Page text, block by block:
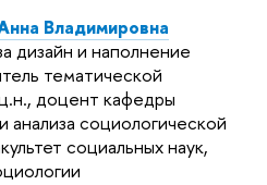
Владимировна
дизайн и наполнение
тематической
доцент кафедры
анализа социологической
социальных наук,